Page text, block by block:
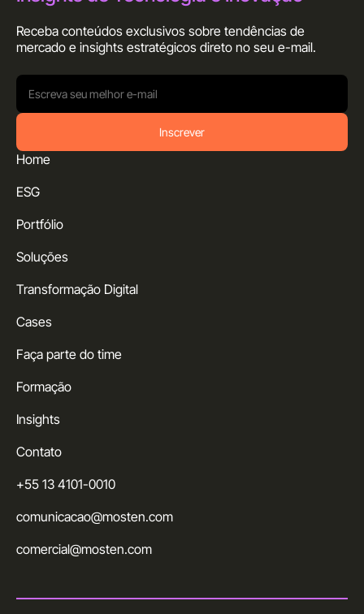
+55 13 4101-0010
comunicacao@mosten.com
comercial@mosten.com
Home
ESG
Portfólio
Soluções
Transformação Digital
Cases
Faça parte do time
Formação
Insights
Contato
Receba conteúdos exclusivos sobre tendências de
mercado e insights estratégicos direto no seu e-mail.
Inscrever